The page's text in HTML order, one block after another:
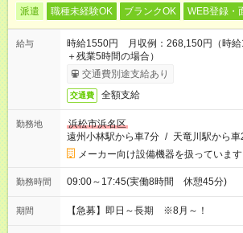
派遣 職種未経験OK ブランクOK WEB登録・
給与
時給1550円 月収例：268,150円（時給
＋残業5時間の場合）
交通費別途支給あり
交通費 全額支給
勤務地
浜松市浜名区
遠州小林駅から車7分 / 天竜川駅から
メーカー向け設備機器を扱っています
勤務時間 09:00～17:45(実働8時間 休憩45分)
期間 【急募】即日～長期 ※8月～！